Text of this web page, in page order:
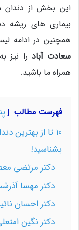
این بخش از دندان
بیماری های ریشه
همچنین در ادامه
سعادت آباد را نیز
همراه ما باشید.
فهرست مطالب
10 تا از بهترین
بشناسید!
دکتر مرتضی
دکتر مهسا
دکتر احسان
دکتر نگین